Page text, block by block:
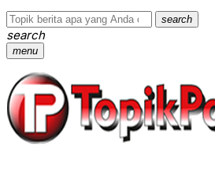
search
search
menu